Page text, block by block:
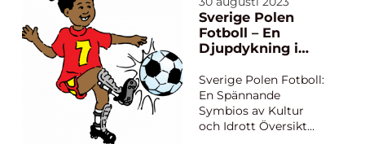
fotbollsmatch om
inget lag lyckas
avgöra resultatet
speltiden. Detta
förekommer ofta i
tävl...
Sverige Polen
Fotboll – En
Djupdykning i
Nuvarande
Tillstånd
Sverige Polen Fotboll:
En Spännande
Symbios av Kultur
och Idrott Översikt